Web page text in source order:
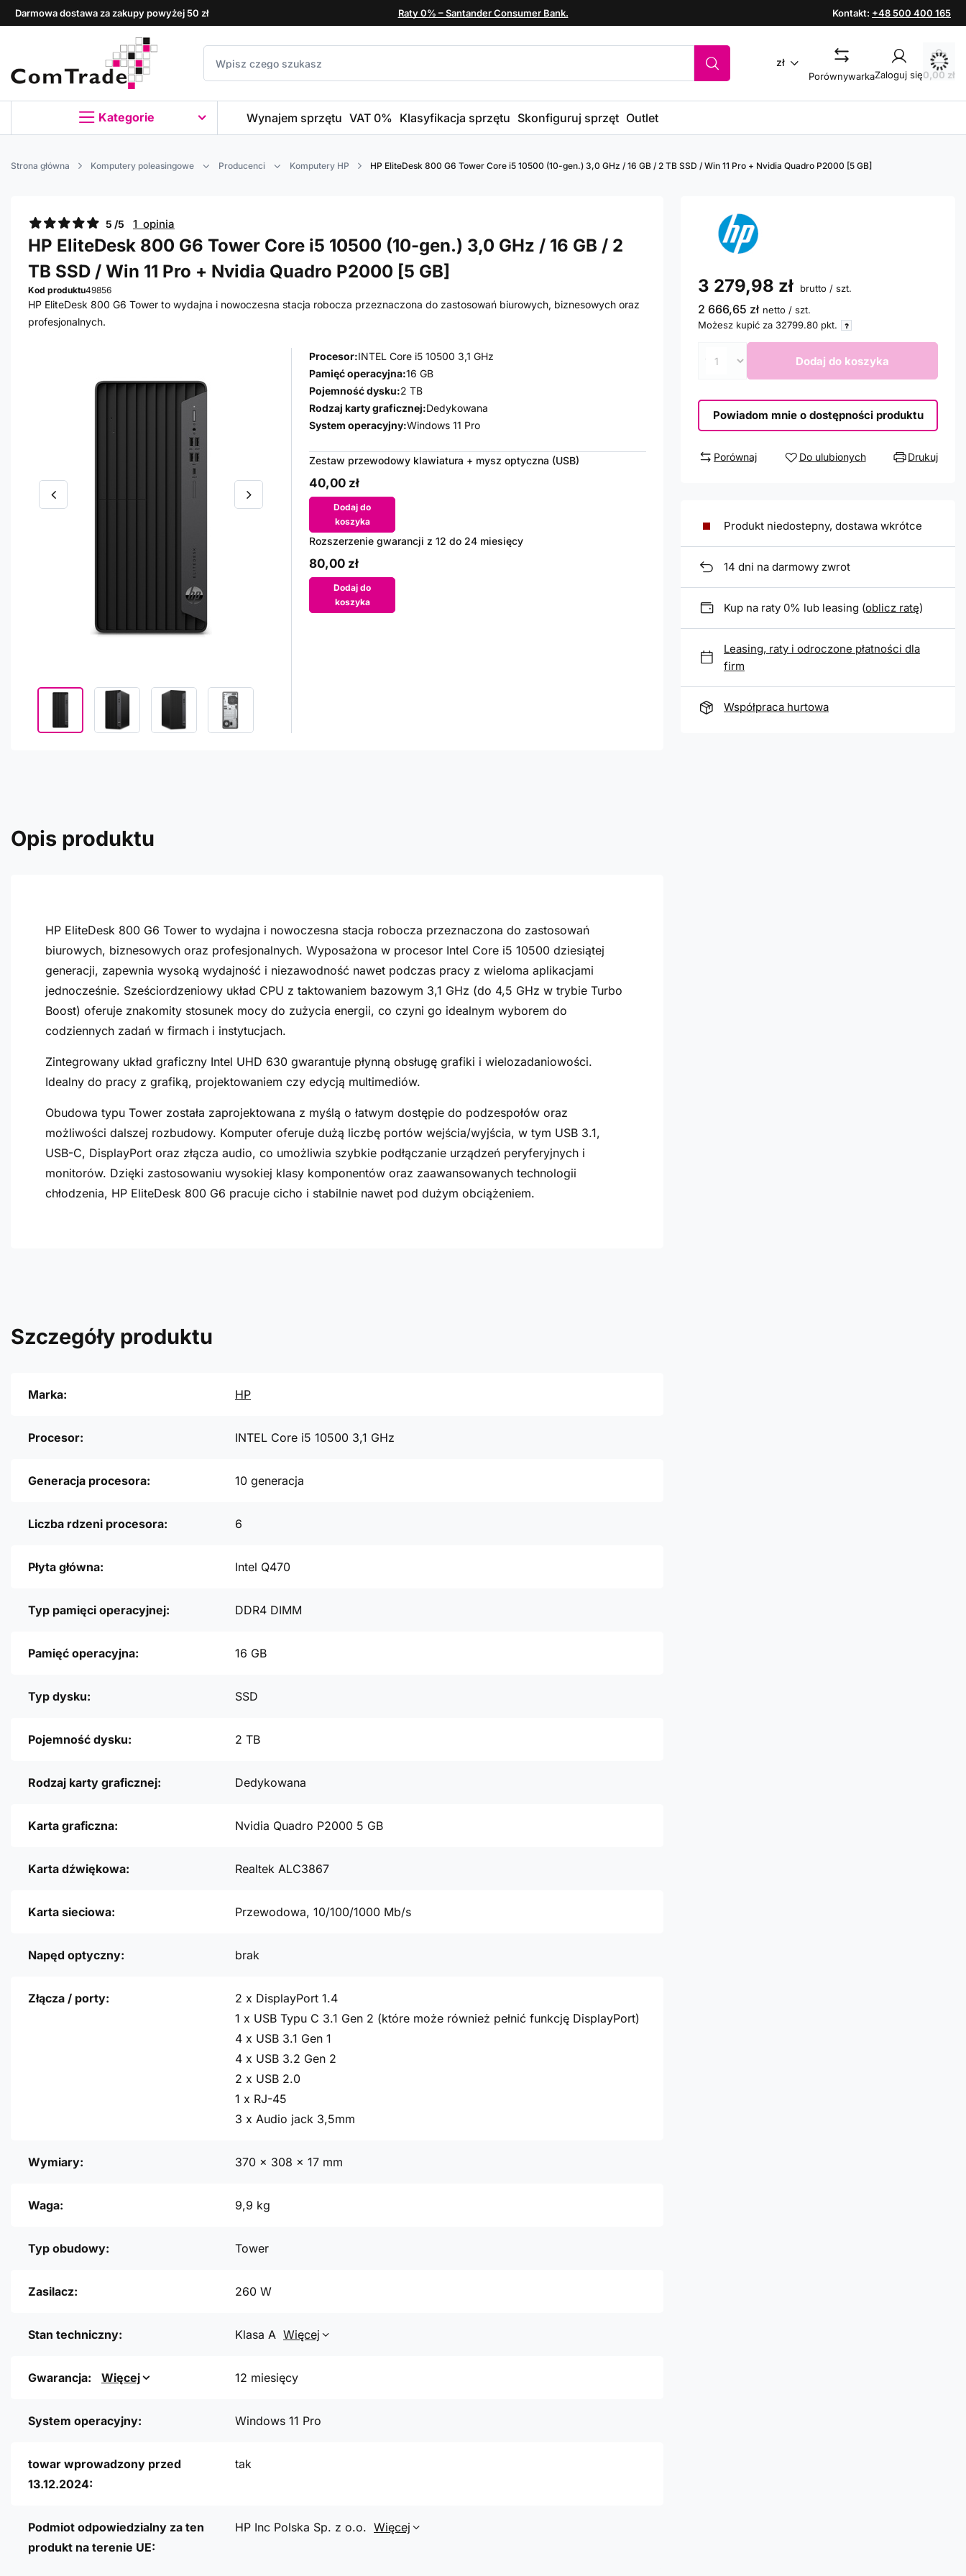
Darmowa dostawa za zakupy powyżej 50 zł Raty 0% – Santander Consumer Bank. Kontakt: +48 500 400 165
zł
PorównywarkaZaloguj się0,00 zł
Kategorie Wynajem sprzętu VAT 0% Klasyfikacja sprzętu Skonfiguruj sprzęt Outlet
Strona główna Komputery poleasingowe Producenci Komputery HP HP EliteDesk 800 G6 Tower Core i5 10500 (10-gen.) 3,0 GHz / 16 GB / 2 TB SSD / Win 11 Pro + Nvidia Quadro P2000 [5 GB]
5 /5 1 opinia
HP EliteDesk 800 G6 Tower Core i5 10500 (10-gen.) 3,0 GHz / 16 GB / 2
TB SSD / Win 11 Pro + Nvidia Quadro P2000 [5 GB]
Kod produktu49856
HP EliteDesk 800 G6 Tower to wydajna i nowoczesna stacja robocza przeznaczona do zastosowań biurowych, biznesowych oraz
profesjonalnych.
Procesor:INTEL Core i5 10500 3,1 GHz
Pamięć operacyjna:16 GB
Pojemność dysku:2 TB
Rodzaj karty graficznej:Dedykowana
System operacyjny:Windows 11 Pro
Zestaw przewodowy klawiatura + mysz optyczna (USB)
40,00 zł
Dodaj do
koszyka
Rozszerzenie gwarancji z 12 do 24 miesięcy
80,00 zł
Dodaj do
koszyka
3 279,98 zł brutto / szt.
2 666,65 zł netto / szt.
Możesz kupić za 32799.80 pkt.
Dodaj do koszyka
Powiadom mnie o dostępności produktu
Porównaj Do ulubionych Drukuj
Produkt niedostepny, dostawa wkrótce
14 dni na darmowy zwrot
Kup na raty 0% lub leasing (oblicz ratę)
Leasing, raty i odroczone płatności dla
firm
Współpraca hurtowa
Opis produktu
HP EliteDesk 800 G6 Tower to wydajna i nowoczesna stacja robocza przeznaczona do zastosowań
biurowych, biznesowych oraz profesjonalnych. Wyposażona w procesor Intel Core i5 10500 dziesiątej
generacji, zapewnia wysoką wydajność i niezawodność nawet podczas pracy z wieloma aplikacjami
jednocześnie. Sześciordzeniowy układ CPU z taktowaniem bazowym 3,1 GHz (do 4,5 GHz w trybie Turbo
Boost) oferuje znakomity stosunek mocy do zużycia energii, co czyni go idealnym wyborem do
codziennych zadań w firmach i instytucjach.
Zintegrowany układ graficzny Intel UHD 630 gwarantuje płynną obsługę grafiki i wielozadaniowości.
Idealny do pracy z grafiką, projektowaniem czy edycją multimediów.
Obudowa typu Tower została zaprojektowana z myślą o łatwym dostępie do podzespołów oraz
możliwości dalszej rozbudowy. Komputer oferuje dużą liczbę portów wejścia/wyjścia, w tym USB 3.1,
USB-C, DisplayPort oraz złącza audio, co umożliwia szybkie podłączanie urządzeń peryferyjnych i
monitorów. Dzięki zastosowaniu wysokiej klasy komponentów oraz zaawansowanych technologii
chłodzenia, HP EliteDesk 800 G6 pracuje cicho i stabilnie nawet pod dużym obciążeniem.
Szczegóły produktu
Marka: HP
Procesor: INTEL Core i5 10500 3,1 GHz
Generacja procesora: 10 generacja
Liczba rdzeni procesora: 6
Płyta główna: Intel Q470
Typ pamięci operacyjnej: DDR4 DIMM
Pamięć operacyjna: 16 GB
Typ dysku: SSD
Pojemność dysku: 2 TB
Rodzaj karty graficznej: Dedykowana
Karta graficzna: Nvidia Quadro P2000 5 GB
Karta dźwiękowa: Realtek ALC3867
Karta sieciowa: Przewodowa, 10/100/1000 Mb/s
Napęd optyczny: brak
Złącza / porty:
2 x DisplayPort 1.4
1 x USB Typu C 3.1 Gen 2 (które może również pełnić funkcję DisplayPort)
4 x USB 3.1 Gen 1
4 x USB 3.2 Gen 2
2 x USB 2.0
1 x RJ-45
3 x Audio jack 3,5mm
Wymiary: 370 x 308 x 17 mm
Waga: 9,9 kg
Typ obudowy: Tower
Zasilacz: 260 W
Stan techniczny: Klasa A Więcej
Gwarancja: Więcej 12 miesięcy
System operacyjny: Windows 11 Pro
towar wprowadzony przed
13.12.2024:
tak
Podmiot odpowiedzialny za ten
produkt na terenie UE:
HP Inc Polska Sp. z o.o. Więcej